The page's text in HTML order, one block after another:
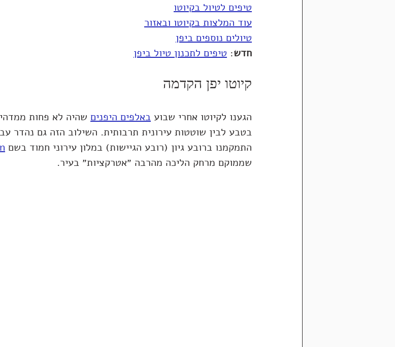
טיפים לטיול בקיוטו
עוד המלצות בקיוטו ובאזור
טיולים נוספים ביפן
חדש: טיפים לתכנון טיול ביפן
קיוטו יפן הקדמה
הגענו לקיוטו אחרי שבוע באלפים היפנים שהיה לא פחות
בטבע לבין שוטטות עירונית תרבותית. השילוב הזה גם נהדר
התמקמנו ברובע גיון (רובע הגיישות) במלון עירוני חמוד בשם
שממוקם מרחק הליכה מהרבה ״אטרקציות״ בעיר.